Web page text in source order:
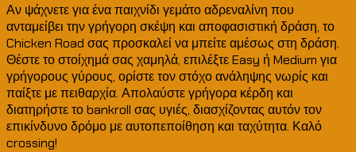
Αν ψάχνετε για ένα παιχνίδι γεμάτο αδρεναλίνη που
ανταμείβει την γρήγορη σκέψη και αποφασιστική δράση, το
Chicken Road σας προσκαλεί να μπείτε αμέσως στη δράση.
Θέστε το στοίχημά σας χαμηλά, επιλέξτε Easy ή Medium για
γρήγορους γύρους, ορίστε τον στόχο ανάληψης νωρίς και
παίξτε με πειθαρχία. Απολαύστε γρήγορα κέρδη και
διατηρήστε το bankroll σας υγιές, διασχίζοντας αυτόν τον
επικίνδυνο δρόμο με αυτοπεποίθηση και ταχύτητα. Καλό
crossing!